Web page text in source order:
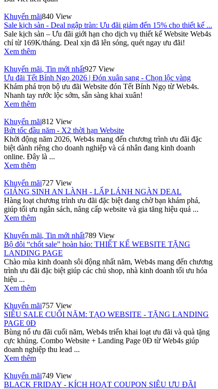
Khuyến mãi840 View
Sale kịch sàn - Deal ngập tràn: Ưu đãi giảm đến 15% cho thiết kế ...
Sale kịch sàn – Ưu đãi giới hạn cho dịch vụ thiết kế Website Web4s
chỉ từ 169K/tháng. Deal xịn đã lên sóng, quét ngay ưu đãi!
Xem thêm
Khuyến mãi, Tin mới nhất927 View
Ưu đãi Tết Bính Ngọ 2026 | Đón xuân sang - Chọn lộc vàng
Khám phá trọn bộ ưu đãi Website đón Tết Bính Ngọ từ Web4s.
Nhanh tay rước lộc sớm, sẵn sàng khai xuân!
Xem thêm
Khuyến mãi812 View
Bứt tốc đầu năm - X2 thời hạn Website
Khởi động năm 2026, Web4s mang đến chương trình ưu đãi đặc
biệt dành riêng cho doanh nghiệp và cá nhân đang kinh doanh
online. Đây là ...
Xem thêm
Khuyến mãi727 View
GIÁNG SINH AN LÀNH - LẤP LÁNH NGÀN DEAL
Hàng loạt chương trình ưu đãi đặc biệt đang chờ bạn khám phá,
giúp tối ưu ngân sách, nâng cấp website và gia tăng hiệu quả ...
Xem thêm
Khuyến mãi, Tin mới nhất789 View
Bộ đôi “chốt sale” hoàn hảo: THIẾT KẾ WEBSITE TẶNG
LANDING PAGE
Chào mùa kinh doanh sôi động nhất năm, Web4s mang đến chương
trình ưu đãi đặc biệt giúp các chủ shop, nhà kinh doanh tối ưu hóa
hiệu ...
Xem thêm
Khuyến mãi757 View
SIÊU SALE CUỐI NĂM: TẠO WEBSITE - TẶNG LANDING
PAGE 0Đ
Bùng nổ ưu đãi cuối năm, Web4s triển khai loạt ưu đãi và quà tặng
cực khủng. Combo Website + Landing Page 0Đ từ Web4s giúp
doanh nghiệp thu lead ...
Xem thêm
Khuyến mãi749 View
BLACK FRIDAY - KÍCH HOẠT COUPON SIÊU ƯU ĐÃI